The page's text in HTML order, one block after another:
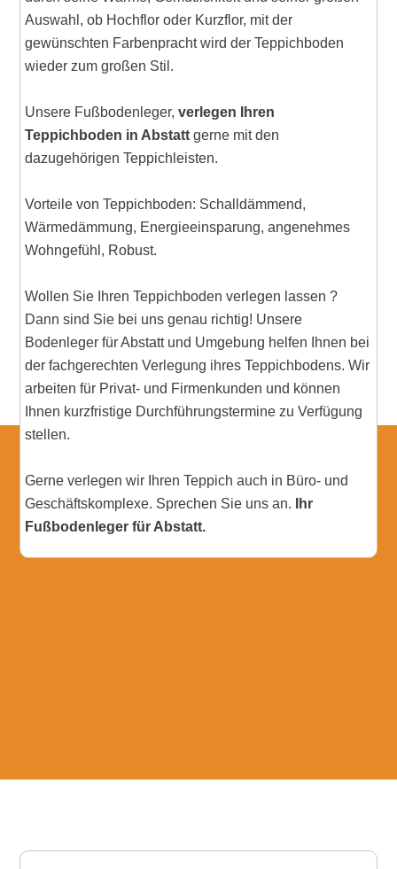
Auswahl, ob Hochflor oder Kurzflor, mit der
gewünschten Farbenpracht wird der Teppichboden
wieder zum großen Stil.
Unsere Fußbodenleger,verlegen Ihren
Teppichboden in Abstatt gerne mit den
dazugehörigen Teppichleisten.
Vorteile von Teppichboden: Schalldämmend,
Wärmedämmung, Energieeinsparung, angenehmes
Wohngefühl, Robust.
Wollen Sie Ihren Teppichboden verlegen lassen ?
Dann sind Sie bei uns genau richtig! Unsere
Bodenleger für Abstatt und Umgebung helfen Ihnen bei
der fachgerechten Verlegung ihres Teppichbodens. Wir
arbeiten für Privat- und Firmenkunden und können
Ihnen kurzfristige Durchführungstermine zu Verfügung
stellen.
Gerne verlegen wir Ihren Teppich auch in Büro- und
Geschäftskomplexe. Sprechen Sie uns an.
Ihr
Fußbodenleger für Abstatt.